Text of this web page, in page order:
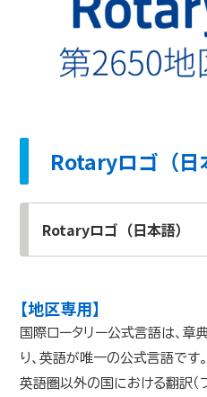
Rotaryロゴ（日
Rotaryロゴ（日本語）
【地区専用】
国際ロータリー公式言語は、
り、英語が唯一の公式言語です。
英語圏以外の国における翻訳（